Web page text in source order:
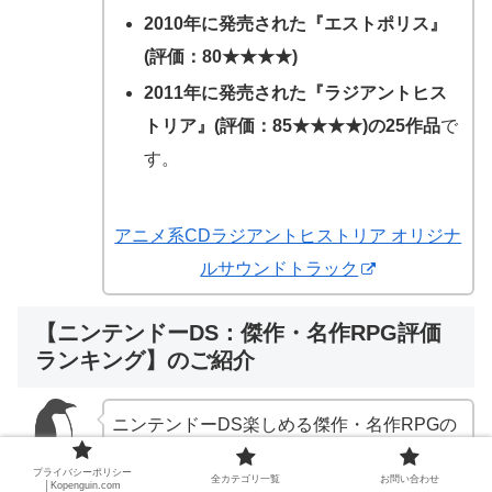
2010年に発売された『エストポリス』
(評価：80★★★★)
2011年に発売された『ラジアントヒス
トリア』(評価：85★★★★)の25作品で
す。
アニメ系CDラジアントヒストリア オリジナ
ルサウンドトラック
【ニンテンドーDS：傑作・名作RPG評価
ランキング】のご紹介
ニンテンドーDS楽しめる傑作・名作RPGの
評価ランキング】をご紹介します。
プライバシーポリシー
│Kopenguin.com
全カテゴリ一覧 お問い合わせ